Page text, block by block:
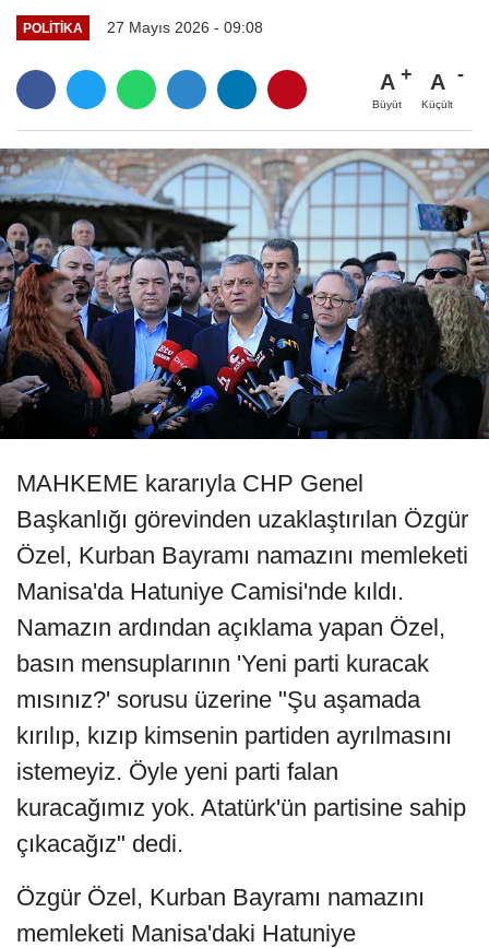
POLITIKA 27 Mayıs 2026 - 09:08
A
Büyüt
A
Küçült
MAHKEME kararıyla CHP Genel
Başkanlığı görevinden uzaklaştırılan Özgür
Özel, Kurban Bayramı namazını memleketi
Manisa'da Hatuniye Camisi'nde kıldı.
Namazın ardından açıklama yapan Özel,
basın mensuplarının 'Yeni parti kuracak
mısınız?' sorusu üzerine "Şu aşamada
kırılıp, kızıp kimsenin partiden ayrılmasını
istemeyiz. Öyle yeni parti falan
kuracağımız yok. Atatürk'ün partisine sahip
çıkacağız" dedi.
Özgür Özel, Kurban Bayramı namazını
memleketi Manisa'daki Hatuniye